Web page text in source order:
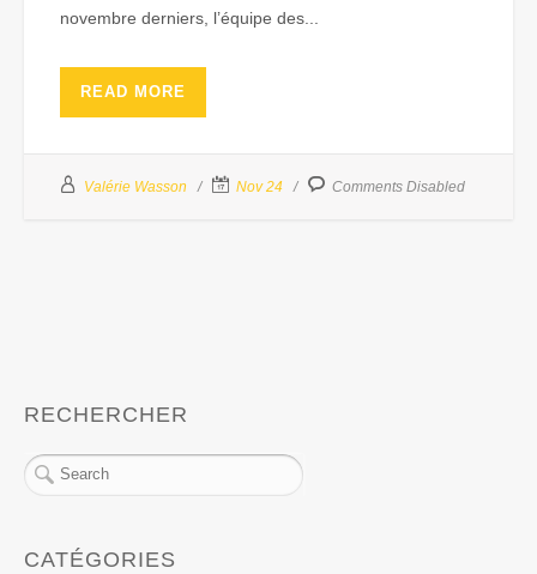
novembre derniers, l’équipe des...
READ MORE
Valérie Wasson Nov 24 Comments Disabled
RECHERCHER
CATÉGORIES